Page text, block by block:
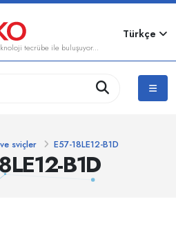
tecrübe ile buluşuyor...
Türkçe
B1D
sviçler E57-18LE12-B1D